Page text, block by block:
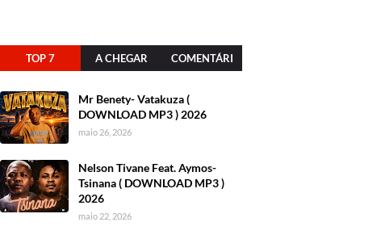
TOP 7 A CHEGAR COMENTÁRI
Mr Benety- Vatakuza (
DOWNLOAD MP3 ) 2026
maio 26, 2026
Nelson Tivane Feat. Aymos-
Tsinana ( DOWNLOAD MP3 )
2026
maio 22, 2026